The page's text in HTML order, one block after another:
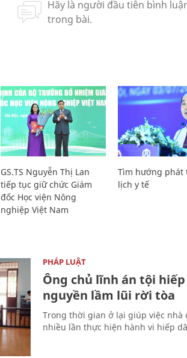
GS.TS Nguyễn Thị Lan
tiếp tục giữ chức Giám
đốc Học viện Nông
nghiệp Việt Nam
Tìm hướng phát
lịch y tế
PHÁP LUẬT
Ông chủ lĩnh án tội
nguyền lầm lũi rời tòa
Trong thời gian ở lại giúp việc nhà
nhiều lần thực hiện hành vi hiếp